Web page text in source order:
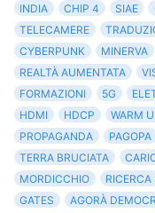
INDIA
CHIP 4 SIAE
TELECAMERE
CYBERPUNK
MINERVA
REALTÀ AUMENTATA
FORMAZIONI
5G
HDMI
HDCP WARM
PROPAGANDA
PAGOPA
TERRA BRUCIATA
MORDICCHIO
GATES
AGORÀ